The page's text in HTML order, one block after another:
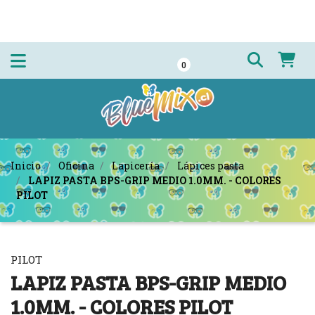
0
Inicio Oficina Lapicería
Lápices pasta
LAPIZ PASTA BPS-GRIP MEDIO 1.0MM. - COLORES
PILOT
PILOT
LAPIZ PASTA BPS-GRIP MEDIO
1.0MM. - COLORES PILOT